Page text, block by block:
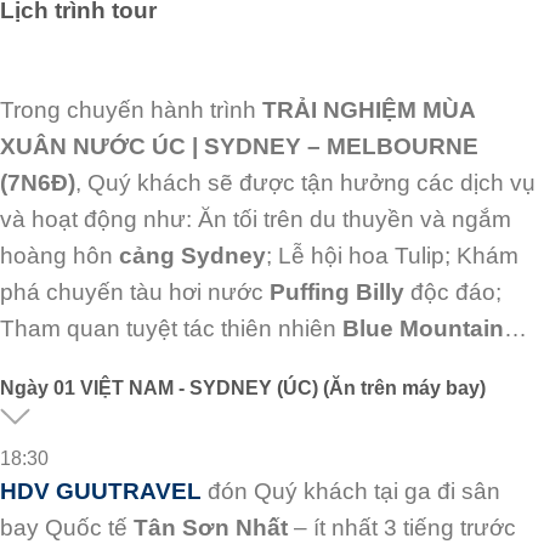
Lịch trình tour
Trong chuyến hành trình TRẢI NGHIỆM MÙA
XUÂN NƯỚC ÚC | SYDNEY – MELBOURNE
(7N6Đ), Quý khách sẽ được tận hưởng các dịch vụ
và hoạt động như: Ăn tối trên du thuyền và ngắm
hoàng hôn cảng Sydney; Lễ hội hoa Tulip; Khám
phá chuyến tàu hơi nước Puffing Billy độc đáo;
Tham quan tuyệt tác thiên nhiên Blue Mountain…
Ngày 01 VIỆT NAM - SYDNEY (ÚC) (Ăn trên máy bay)
18:30
HDV GUUTRAVEL đón Quý khách tại ga đi sân
bay Quốc tế Tân Sơn Nhất – ít nhất 3 tiếng trước